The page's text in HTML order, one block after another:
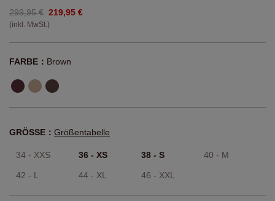
299,95 € 219,95 €
(inkl. MwSt.)
FARBE： Brown
GRÖSSE： Größentabelle
34 - XXS 36 - XS 38 - S 40 - M
42 - L 44 - XL 46 - XXL